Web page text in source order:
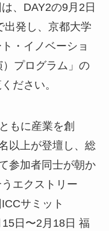
、DAY2の9月2日
出発し、京都大学
・イノベーショ
プログラム」の
ださい。
もに産業を創
以上が登壇し、総
参加者同士が朝か
エクストリー
サミット
日〜2月18日 福